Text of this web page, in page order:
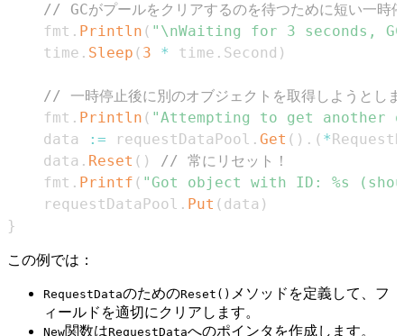
// GCがプールをクリアするのを待つために短い一時
	fmt
. Println ( "\nWaiting for 3 seconds,
	time
. Sleep ( 3 * time . Second )
// 一時停止後に別のオブジェクトを取得しようと
	fmt
. Println ( "Attempting to get
	data
:= requestDataPool . Get ( ) . ( *
	data
. Reset ( )
// 常にリセット！
	fmt
. Printf ( "Got object with ID: %s
	requestDataPool
. Put ( data )
}
この例では：
RequestDataのためのReset() メソッドを定義して、フ
ィールドを適切にクリアします。
New関数はRequestDataへのポインタを作成します。